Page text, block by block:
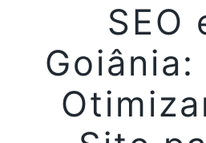
SEO
Goiânia: